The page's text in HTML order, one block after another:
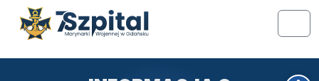
Przejdź do treści
Przejdź do stopki